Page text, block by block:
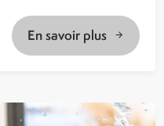
En savoir plus